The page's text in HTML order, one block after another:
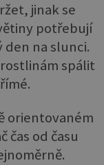
jinak se
potřebují
na slunci.
spálit
orientovaném
čas od času